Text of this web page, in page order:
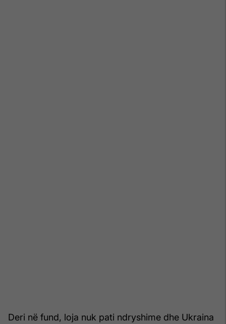
Deri në fund, loja nuk pati ndryshime dhe Ukraina